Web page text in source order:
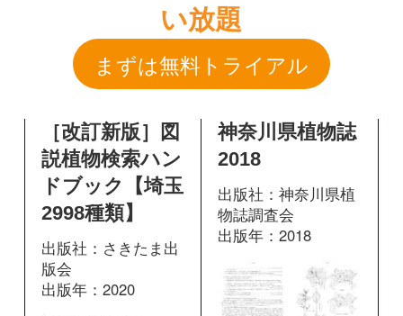
2998種類】
出版社：さきたま出
掲載ページ： 364
ページ
図鑑を開く
出版社：神奈川県植
物誌調査会
出版年：2018
掲載ページ：1368
図鑑を開く